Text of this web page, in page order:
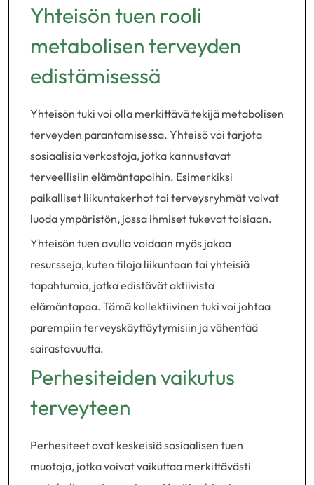
Yhteisön tuen rooli
metabolisen terveyden
edistämisessä
Yhteisön tuki voi olla merkittävä tekijä metabolisen
terveyden parantamisessa. Yhteisö voi tarjota
sosiaalisia verkostoja, jotka kannustavat
terveellisiin elämäntapoihin. Esimerkiksi
paikalliset liikuntakerhot tai terveysryhmät voivat
luoda ympäristön, jossa ihmiset tukevat toisiaan.
Yhteisön tuen avulla voidaan myös jakaa
resursseja, kuten tiloja liikuntaan tai yhteisiä
tapahtumia, jotka edistävät aktiivista
elämäntapaa. Tämä kollektiivinen tuki voi johtaa
parempiin terveyskäyttäytymisiin ja vähentää
sairastavuutta.
Perhesiteiden vaikutus
terveyteen
Perhesiteet ovat keskeisiä sosiaalisen tuen
muotoja, jotka voivat vaikuttaa merkittävästi